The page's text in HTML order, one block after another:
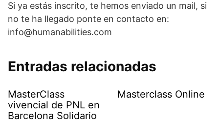
Si ya estás inscrito, te hemos enviado un mail, si
no te ha llegado ponte en contacto en:
info@humanabilities.com
Entradas relacionadas
MasterClass
vivencial de PNL en
Barcelona Solidario
Masterclass Online